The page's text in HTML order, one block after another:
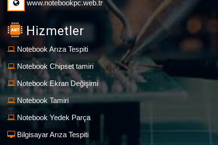
www.notebookpc.web.tr
Hizmetler
Notebook Arıza Tespiti
Notebook Chipset tamiri
Notebook Ekran Değişimi
Notebook Tamiri
Notebook Yedek Parça
Bilgisayar Arıza Tespiti